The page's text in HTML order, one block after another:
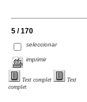
5 / 170
seleccionar
imprimir
Text complet
Text
complet